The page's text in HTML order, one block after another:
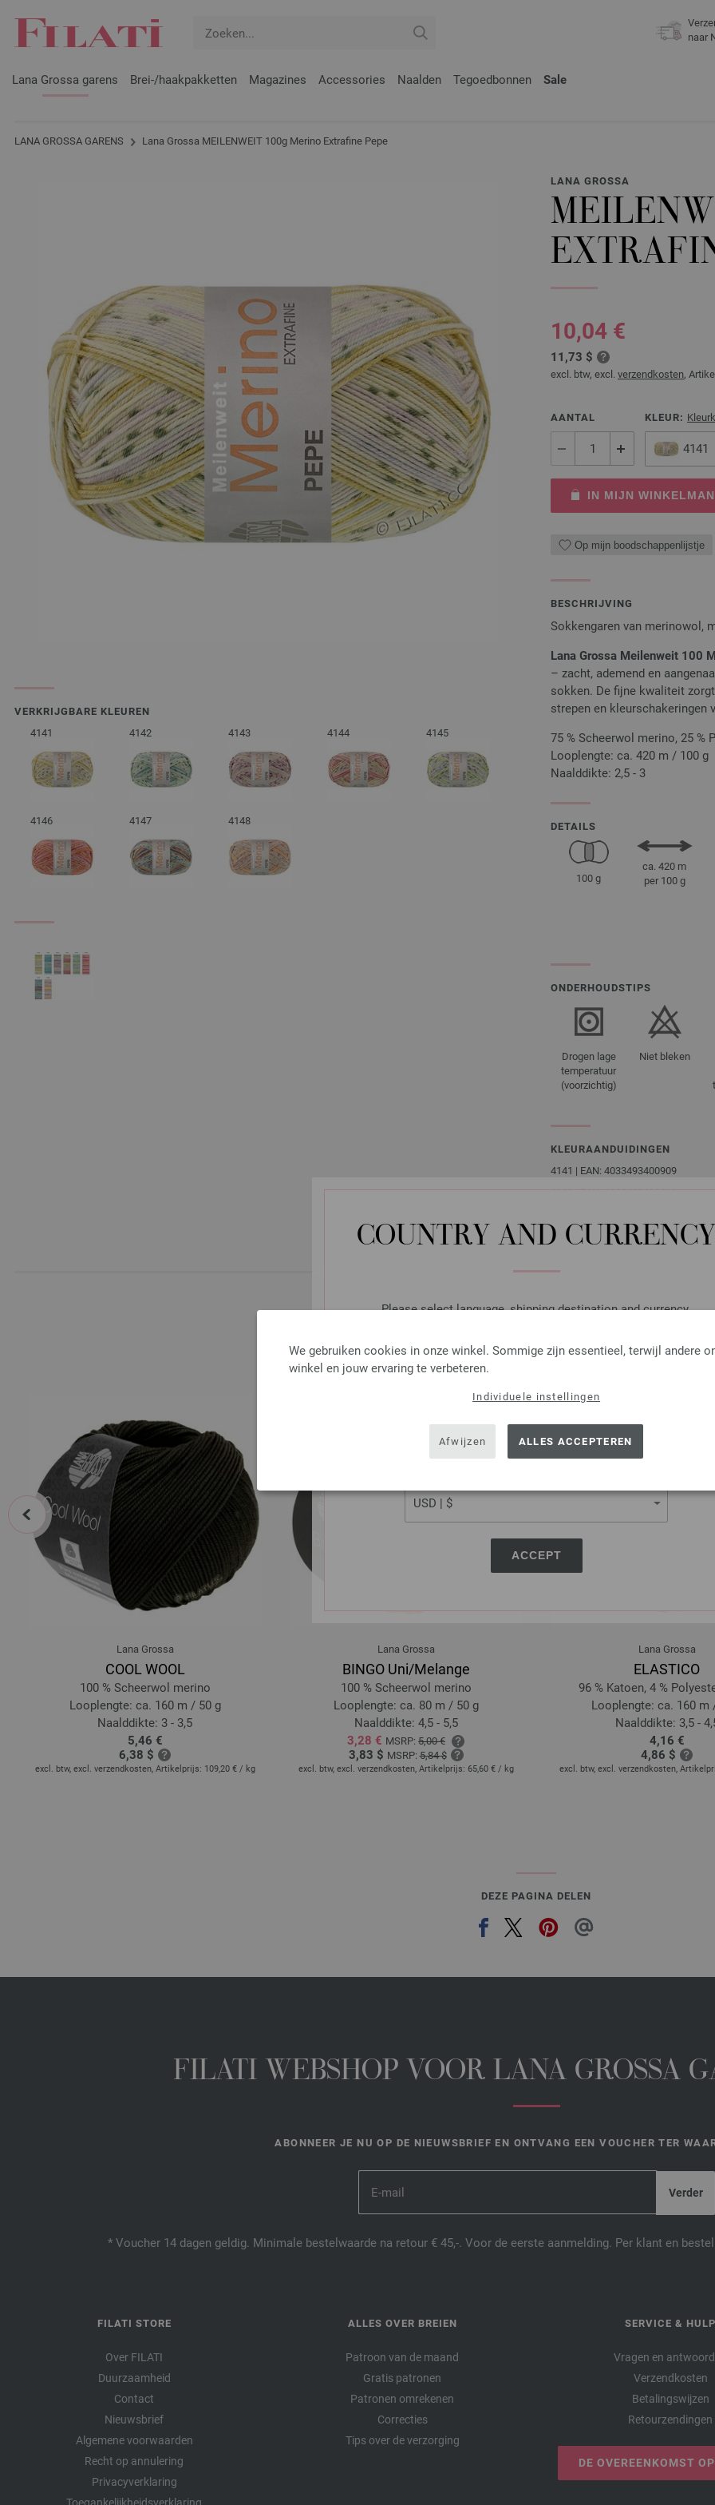
COUNTRY AND CURRENCY
Please select language, shipping destination and currency.
SHIPPING TO
USA - The United States of America
ACCEPT
We gebruiken cookies in onze winkel. Sommige zijn essentieel, terwijl andere
winkel en jouw ervaring te verbeteren.
Individuele instellingen
Afwijzen ALLES ACCEPTEREN
naar
Lana Grossa garens Brei-/haakpakketten Magazines Accessories Naalden Tegoedbonnen Sale
LANA GROSSA GARENS Lana Grossa MEILENWEIT 100g Merino Extrafine Pepe
VERKRIJGBARE KLEUREN
4141
4142 4143 4144 4145
4146 4147 4148
LANA GROSSA
10,04 €
11,73 $
excl. btw, excl. verzendkosten,
AANTAL KLEUR:
4141
IN MIJN
Op mijn boodschappenlijstje
BESCHRIJVING
Sokkengaren van merinowol,
Lana Grossa Meilenweit 100
– zacht, ademend en
sokken. De fijne kwaliteit
strepen en kleurschakeringen
75 % Scheerwol merino, 25 %
Looplengte: ca. 420 m / 100 g
Naalddikte: 2,5 - 3
DETAILS
100 g
ca. 420 m
per 100 g
ONDERHOUDSTIPS
Drogen lage
temperatuur
(voorzichtig)
Niet bleken
KLEURAANDUIDINGEN
4141 | EAN: 4033493400909
4142 | EAN: 4033493400916
4144 | EAN: 4033493400930
Lana Grossa
COOL WOOL
100 % Scheerwol merino
Looplengte: ca. 160 m / 50 g
Naalddikte: 3 - 3,5
5,46 €
6,38 $
excl. btw, excl. verzendkosten, Artikelprijs: 109,20 € / kg
Lana Grossa
BINGO Uni/Melange
100 % Scheerwol merino
Looplengte: ca. 80 m / 50 g
Naalddikte: 4,5 - 5,5
3,28 € MSRP: 5,00 €
3,83 $ MSRP:5,84 $
excl. btw, excl. verzendkosten, Artikelprijs: 65,60 € / kg
Lana Grossa
ELASTICO
96 % Katoen, 4 %
Looplengte: ca. 160 m
Naalddikte: 3,5 -
4,16 €
4,86 $
excl. btw, excl. verzendkosten,
prev
DEZE PAGINA DELEN
FILATI WEBSHOP VOOR LANA GROSSA
ABONNEER JE NU OP DE NIEUWSBRIEF EN ONTVANG EEN VOUCHER TER
* Voucher 14 dagen geldig. Minimale bestelwaarde na retour € 45,-. Voor de eerste aanmelding. Per klant en
FILATI STORE
Over FILATI
Duurzaamheid
Contact
Nieuwsbrief
Algemene voorwaarden
Recht op annulering
Privacyverklaring
ALLES OVER BREIEN
Patroon van de maand
Gratis patronen
Patronen omrekenen
Correcties
Tips over de verzorging
SERVICE & HULP
Vragen en
Verzendkosten
Betalingswijzen
Retourzendingen
DE OVEREENKOMST